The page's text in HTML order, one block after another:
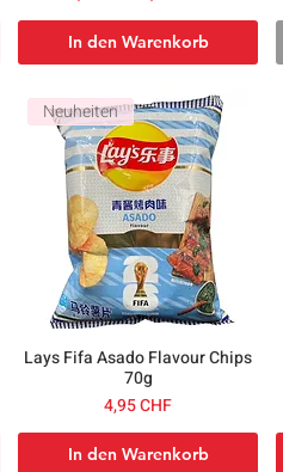
In den Warenkorb
Neuheiten
Lays Fifa Asado Flavour Chips
70g
Preis
4,95 CHF
In den Warenkorb